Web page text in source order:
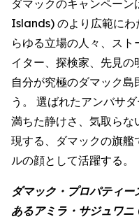
ダマックのキャンペー
Islands) のより広範にわ
らゆる立場の人々、ス
イター、探検家、先見の
自分が究極のダマック
う。 選ばれたアンバサ
満ちた静けさ、気取ら
現する、ダマックの旗艦
ルの顔として活躍する。
ダマック・プロパティ
あるアミラ・サジュワ